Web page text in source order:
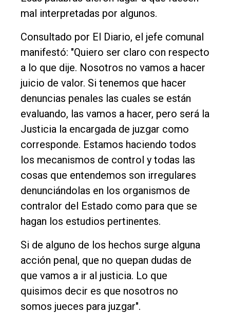
mal interpretadas por algunos.
Consultado por El Diario, el jefe comunal
manifestó: "Quiero ser claro con respecto
a lo que dije. Nosotros no vamos a hacer
juicio de valor. Si tenemos que hacer
denuncias penales las cuales se están
evaluando, las vamos a hacer, pero será la
Justicia la encargada de juzgar como
corresponde. Estamos haciendo todos
los mecanismos de control y todas las
cosas que entendemos son irregulares
denunciándolas en los organismos de
contralor del Estado como para que se
hagan los estudios pertinentes.
Si de alguno de los hechos surge alguna
acción penal, que no quepan dudas de
que vamos a ir al justicia. Lo que
quisimos decir es que nosotros no
somos jueces para juzgar".